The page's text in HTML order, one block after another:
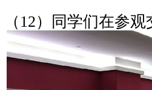
（12）同学们在参